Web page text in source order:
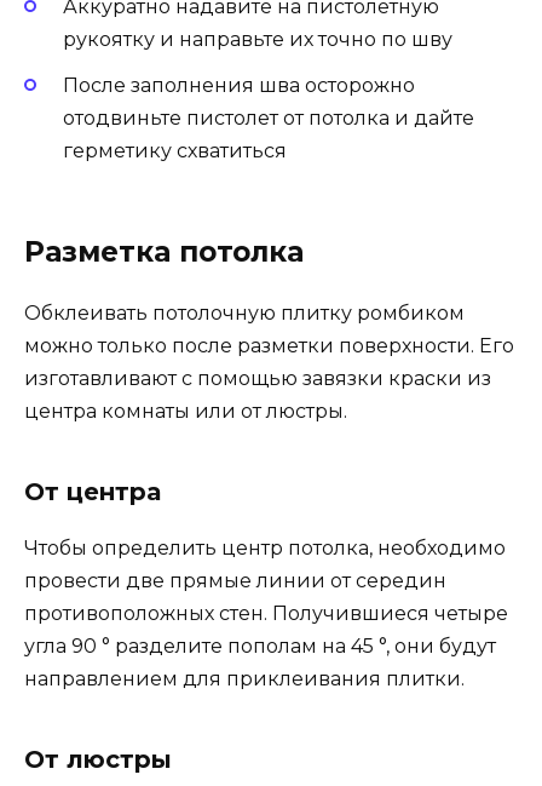
Аккуратно надавите на пистолетную
рукоятку и направьте их точно по шву
После заполнения шва осторожно
отодвиньте пистолет от потолка и дайте
герметику схватиться
Разметка потолка
Обклеивать потолочную плитку ромбиком
можно только после разметки поверхности. Его
изготавливают с помощью завязки краски из
центра комнаты или от люстры.
От центра
Чтобы определить центр потолка, необходимо
провести две прямые линии от середин
противоположных стен. Получившиеся четыре
угла 90 ° разделите пополам на 45 °, они будут
направлением для приклеивания плитки.
От люстры